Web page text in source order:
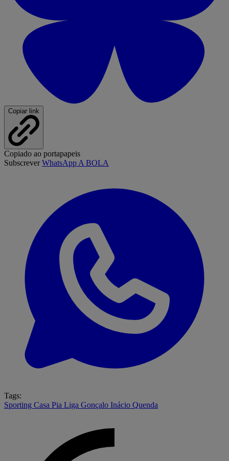
Copiar link
Copiado ao portapapeis
SubscreverWhatsApp A BOLA
Tags:
Sporting Casa Pia Liga Gonçalo Inácio Quenda